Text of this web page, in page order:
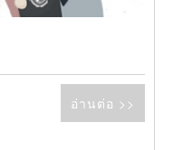
อ่านต่อ >>